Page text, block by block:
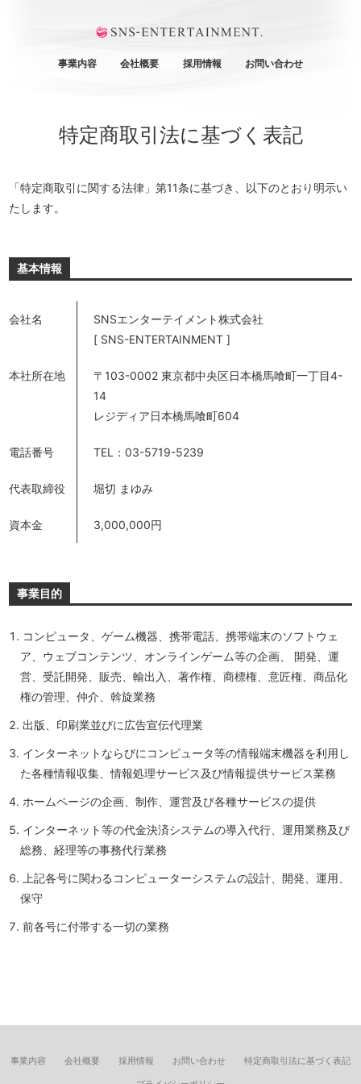
事業内容 会社概要 採用情報 お問い合わせ
特定商取引法に基づく表記
「特定商取引に関する法律」第11条に基づき、以下のとおり明示い
たします。
基本情報
会社名
SNSエンターテイメント株式会社
[ SNS-ENTERTAINMENT ]
本社所在地
〒103-0002 東京都中央区日本橋馬喰町一丁目4-
14
レジディア日本橋馬喰町604
電話番号 TEL：03-5719-5239
代表取締役 堀切 まゆみ
資本金 3,000,000円
事業目的
コンピュータ、ゲーム機器、携帯電話、携帯端末のソフトウェ
ア、ウェブコンテンツ、オンラインゲーム等の企画、 開発、運
営、受託開発、販売、輸出入、著作権、商標権、意匠権、商品化
権の管理、仲介、斡旋業務
出版、印刷業並びに広告宣伝代理業
インターネットならびにコンピュータ等の情報端末機器を利用し
た各種情報収集、情報処理サービス及び情報提供サービス業務
ホームページの企画、制作、運営及び各種サービスの提供
インターネット等の代金決済システムの導入代行、運用業務及び
総務、経理等の事務代行業務
上記各号に関わるコンピューターシステムの設計、開発、運用、
保守
前各号に付帯する一切の業務
事業内容 会社概要 採用情報 お問い合わせ 特定商取引法に基づく表記